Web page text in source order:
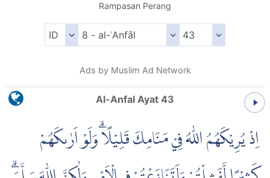
Rampasan Perang
Ads by Muslim Ad Network
Al-Anfal Ayat 43
اِذْ يُرِيْكَهُمُ اللّٰهُ فِيْ مَنَامِكَ قَلِيْلًاۗ وَلَوْ اَرٰىكَهُمْ